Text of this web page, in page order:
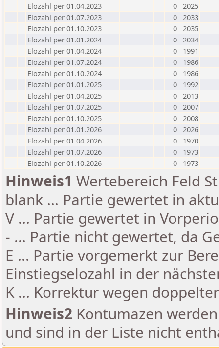
Elozahl per 01.04.2023
0 2025
Elozahl per 01.07.2023
0 2033
Elozahl per 01.10.2023
0 2035
Elozahl per 01.01.2024
0 2034
Elozahl per 01.04.2024
0
1991
Elozahl per 01.07.2024
0
1986
Elozahl per 01.10.2024
0
1986
Elozahl per 01.01.2025
0
1992
Elozahl per 01.04.2025
0 2013
Elozahl per 01.07.2025
0 2007
Elozahl per 01.10.2025
0 2008
Elozahl per 01.01.2026
0 2026
Elozahl per 01.04.2026
0
1970
Elozahl per 01.07.2026
0
1973
Elozahl per 01.10.2026
0 1973
Hinweis1 Wertebereich Feld
blank ... Partie gewertet in
V ... Partie gewertet in
- ... Partie nicht gewertet, da
E ... Partie vorgemerkt zur
Einstiegselozahl in der
K ... Korrektur wegen
Hinweis2 Kontumazen
und sind in der Liste nicht